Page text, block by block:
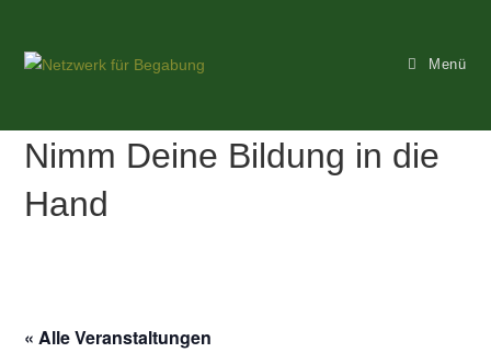
springen
Menü
Nimm Deine Bildung in die
Hand
« Alle Veranstaltungen